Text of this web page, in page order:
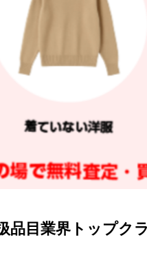
目業界トップク